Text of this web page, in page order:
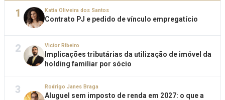
1 Katia Oliveira dos Santos
Contrato PJ e pedido de vínculo empregatício
2 Victor Ribeiro
Implicações tributárias da utilização de imóvel da
holding familiar por sócio
3 Rodrigo Janes Braga
Aluguel sem imposto de renda em 2027: o que a